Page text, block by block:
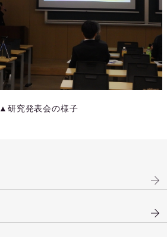
▲研究発表会の様子